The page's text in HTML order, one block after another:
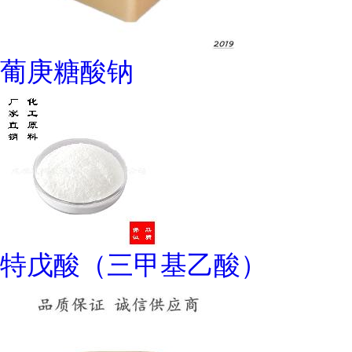
葡庚糖酸钠
特戊酸（三甲基乙酸）